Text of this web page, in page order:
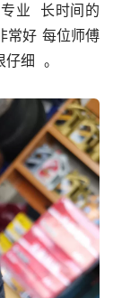
业  长时间的
常好 每位师傅
细  。